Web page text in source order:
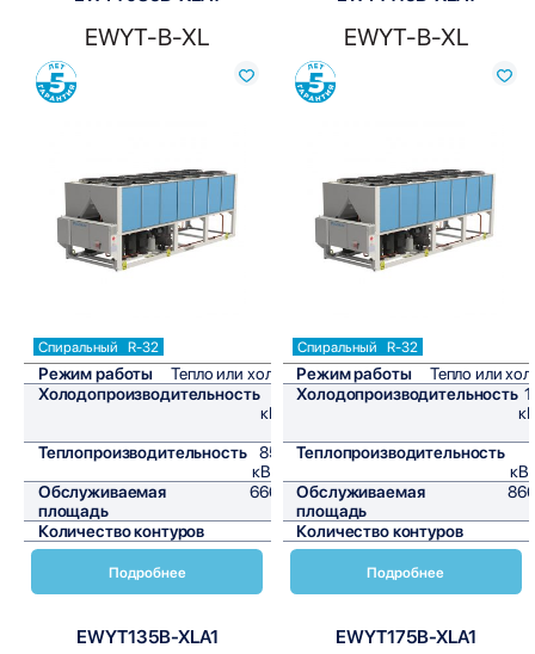
EWYT-B-XL
Сравнить
Спиральный R-32
Режим работы
Тепло или холод
Холодопроизводительность
кВт/
Теплопроизводительность
85,9
кВт/ч
Обслуживаемая
площадь
666,7
Количество контуров
Подробнее
EWYT-B-XL
Сравнить
Спиральный R-32
Режим работы
Тепло или
Холодопроизводительность
Теплопроизводительность
Обслуживаемая
площадь
Количество контуров
Подробнее
EWYT135B-XLA1 EWYT175B-XLA1